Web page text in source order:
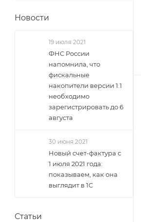
Новости
19 июля 2021
ФНС России
напомнила, что
фискальные
накопители версии 1.1
необходимо
зарегистрировать до 6
августа
30 июня 2021
Новый счет-фактура с
1 июля 2021 года:
показываем, как она
выглядит в 1С
Статьи